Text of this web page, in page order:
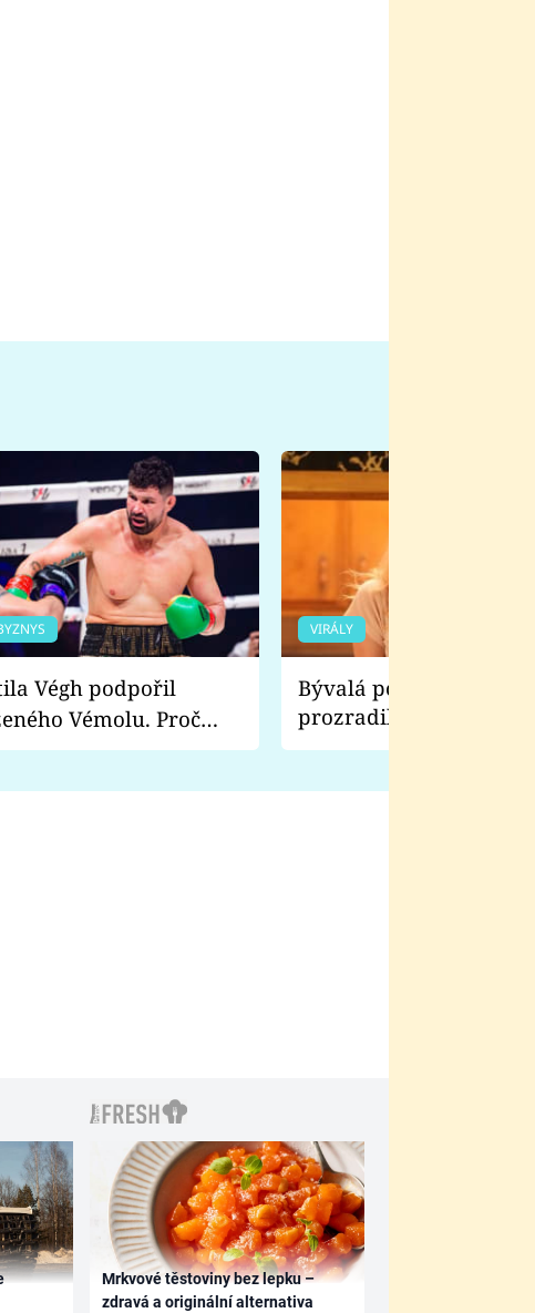
Vémolu. Proč
zápasit s ním než
VIRÁLY
Bývalá pornoherečka
prozradila, co ji
natáčení Euforie.
Mrkvové těstoviny bez lepku –
zdravá a originální alternativa